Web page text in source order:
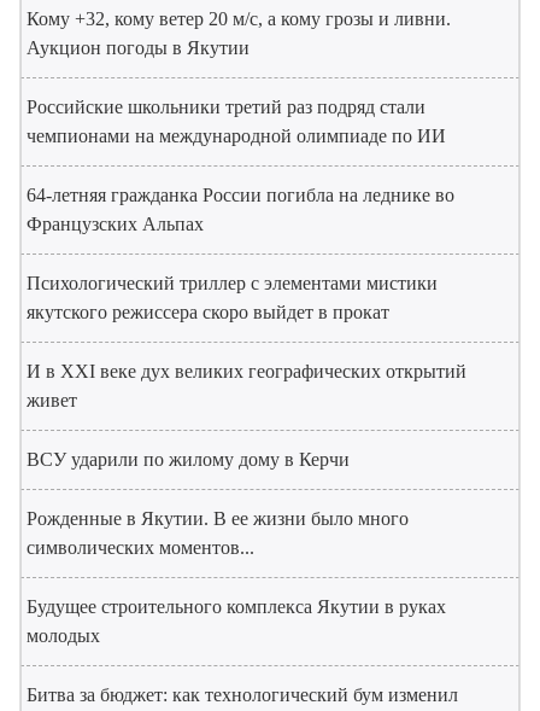
Кому +32, кому ветер 20 м/с, а кому грозы и ливни.
Аукцион погоды в Якутии
Российские школьники третий раз подряд стали
чемпионами на международной олимпиаде по ИИ
64-летняя гражданка России погибла на леднике во
Французских Альпах
Психологический триллер с элементами мистики
якутского режиссера скоро выйдет в прокат
И в XXI веке дух великих географических открытий
живет
ВСУ ударили по жилому дому в Керчи
Рожденные в Якутии. В ее жизни было много
символических моментов...
Будущее строительного комплекса Якутии в руках
молодых
Битва за бюджет: как технологический бум изменил